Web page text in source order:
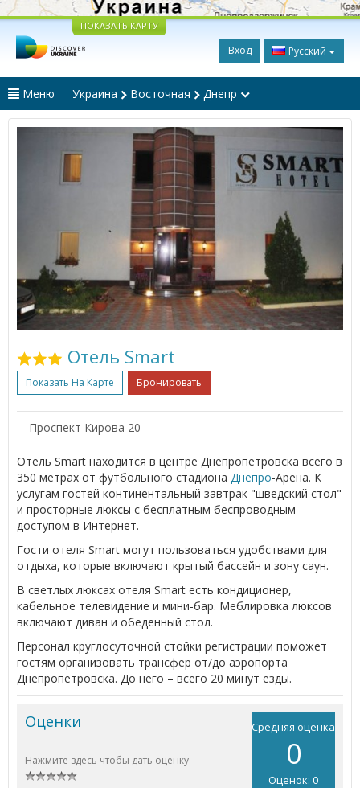
ПОКАЗАТЬ КАРТУ
Вход Русский
Меню Украина Восточная Днепр
Отель Smart
Показать На Карте Бронировать
Проспект Кирова 20
Отель Smart находится в центре Днепропетровска всего в
350 метрах от футбольного стадиона Днепро-Арена. К
услугам гостей континентальный завтрак "шведский стол"
и просторные люксы с бесплатным беспроводным
доступом в Интернет.
Гости отеля Smart могут пользоваться удобствами для
отдыха, которые включают крытый бассейн и зону саун.
В светлых люксах отеля Smart есть кондиционер,
кабельное телевидение и мини-бар. Меблировка люксов
включают диван и обеденный стол.
Персонал круглосуточной стойки регистрации поможет
гостям организовать трансфер от/до аэропорта
Днепропетровска. До него – всего 20 минут езды.
Средняя оценка
0
Оценок: 0
Оценки
Нажмите здесь чтобы дать оценку